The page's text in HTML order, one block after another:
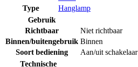
Type
Hanglamp
Gebruik
Richtbaar
Niet richtbaar
Binnen/buitengebruik Binnen
Soort bediening
Aan/uit schakelaar
Technische